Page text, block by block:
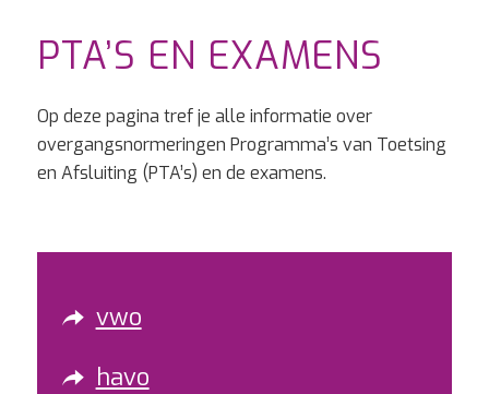
PTA’S EN EXAMENS
Op deze pagina tref je alle informatie over
overgangsnormeringen Programma’s van Toetsing
en Afsluiting (PTA’s) en de examens.
vwo
havo